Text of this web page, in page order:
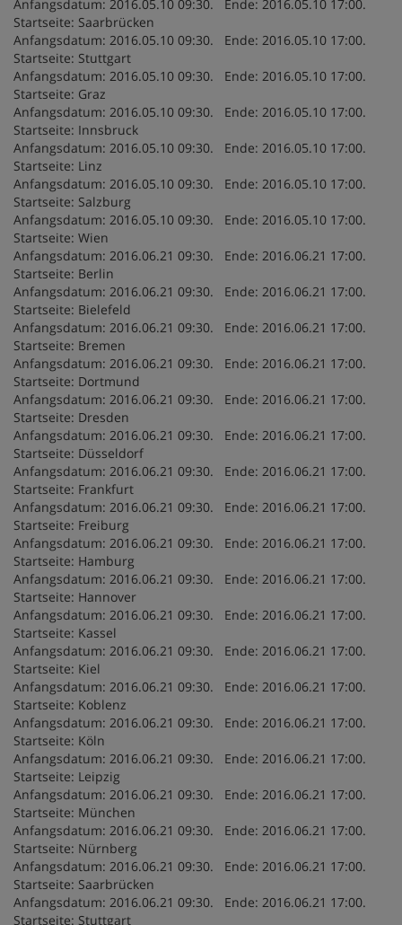
Anfangsdatum: 2016.05.10 09:30. Ende: 2016.05.10 17:00.
Startseite: Saarbrücken
Anfangsdatum: 2016.05.10 09:30. Ende: 2016.05.10 17:00.
Startseite: Stuttgart
Anfangsdatum: 2016.05.10 09:30. Ende: 2016.05.10 17:00.
Startseite: Graz
Anfangsdatum: 2016.05.10 09:30. Ende: 2016.05.10 17:00.
Startseite: Innsbruck
Anfangsdatum: 2016.05.10 09:30. Ende: 2016.05.10 17:00.
Startseite: Linz
Anfangsdatum: 2016.05.10 09:30. Ende: 2016.05.10 17:00.
Startseite: Salzburg
Anfangsdatum: 2016.05.10 09:30. Ende: 2016.05.10 17:00.
Startseite: Wien
Anfangsdatum: 2016.06.21 09:30. Ende: 2016.06.21 17:00.
Startseite: Berlin
Anfangsdatum: 2016.06.21 09:30. Ende: 2016.06.21 17:00.
Startseite: Bielefeld
Anfangsdatum: 2016.06.21 09:30. Ende: 2016.06.21 17:00.
Startseite: Bremen
Anfangsdatum: 2016.06.21 09:30. Ende: 2016.06.21 17:00.
Startseite: Dortmund
Anfangsdatum: 2016.06.21 09:30. Ende: 2016.06.21 17:00.
Startseite: Dresden
Anfangsdatum: 2016.06.21 09:30. Ende: 2016.06.21 17:00.
Startseite: Düsseldorf
Anfangsdatum: 2016.06.21 09:30. Ende: 2016.06.21 17:00.
Startseite: Frankfurt
Anfangsdatum: 2016.06.21 09:30. Ende: 2016.06.21 17:00.
Startseite: Freiburg
Anfangsdatum: 2016.06.21 09:30. Ende: 2016.06.21 17:00.
Startseite: Hamburg
Anfangsdatum: 2016.06.21 09:30. Ende: 2016.06.21 17:00.
Startseite: Hannover
Anfangsdatum: 2016.06.21 09:30. Ende: 2016.06.21 17:00.
Startseite: Kassel
Anfangsdatum: 2016.06.21 09:30. Ende: 2016.06.21 17:00.
Startseite: Kiel
Anfangsdatum: 2016.06.21 09:30. Ende: 2016.06.21 17:00.
Startseite: Koblenz
Anfangsdatum: 2016.06.21 09:30. Ende: 2016.06.21 17:00.
Startseite: Köln
Anfangsdatum: 2016.06.21 09:30. Ende: 2016.06.21 17:00.
Startseite: Leipzig
Anfangsdatum: 2016.06.21 09:30. Ende: 2016.06.21 17:00.
Startseite: München
Anfangsdatum: 2016.06.21 09:30. Ende: 2016.06.21 17:00.
Startseite: Nürnberg
Anfangsdatum: 2016.06.21 09:30. Ende: 2016.06.21 17:00.
Startseite: Saarbrücken
Anfangsdatum: 2016.06.21 09:30. Ende: 2016.06.21 17:00.
Startseite: Stuttgart